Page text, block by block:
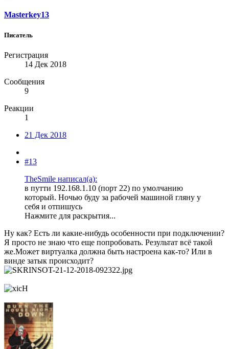
Masterkey13
Писатель
Регистрация
14 Дек 2018
Сообщения
9
Реакции
1
21 Дек 2018
#13
TheSmile написал(а):
в путти 192.168.1.10 (порт 22) по умолчанию
который. Ночью буду за рабочей машиной гляну у
себя и отпишусь
Нажмите для раскрытия...
Ну как? Есть ли какие-нибудь особенности при подключении?
Я просто не знаю что еще попробовать. Результат всё такой
же.Может виртуалка должна быть настроена как-то? Или в
винде затык происходит?